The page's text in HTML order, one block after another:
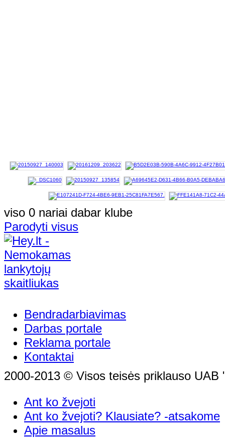
viso 0 nariai dabar klube
Parodyti visus
Bendradarbiavimas
Darbas portale
Reklama portale
Kontaktai
2000-2013 © Visos teisės priklauso UAB
Ant ko žvejoti
Ant ko žvejoti? Klausiate? -atsakome
Apie masalus